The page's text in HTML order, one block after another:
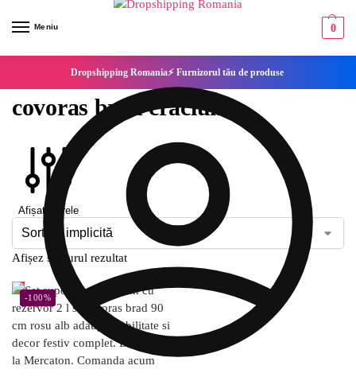
Meniu 0
Dropshipping Romania⚡ Furnizorul tău de produse
covoras brad craciun
Afișați filtrele
Afișez singurul rezultat
-100%